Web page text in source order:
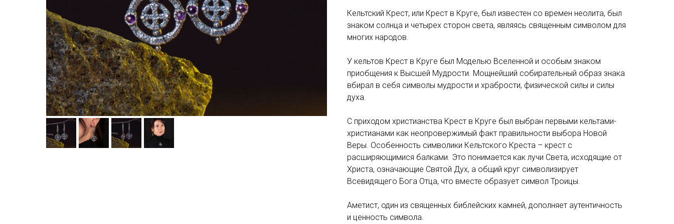
Кельтский Крест, или Крест в Круге, был известен со времен неолита, был
знаком солнца и четырех сторон света, являясь священным символом для
многих народов.
У кельтов Крест в Круге был Моделью Вселенной и особым знаком
приобщения к Высшей Мудрости. Мощнейший собирательный образ знака
вбирал в себя символы мудрости и храбрости, физической силы и силы
духа.
С приходом христианства Крест в Круге был выбран первыми кельтами-
христианами как неопровержимый факт правильности выбора Новой
Веры. Особенность символики Кельтского Креста – крест с
расширяющимися балками. Это понимается как лучи Света, исходящие от
Христа, означающие Святой Дух, а общий круг символизирует
Всевидящего Бога Отца, что вместе образует символ Троицы.
Аметист, один из священных библейских камней, дополняет аутентичность
и ценность символа.